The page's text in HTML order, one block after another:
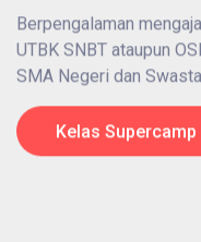
Berpengalaman
UTBK SNBT ataupun
SMA Negeri dan
Kelas Supercamp